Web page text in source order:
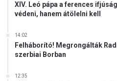
XIV. Leó pápa a ferences
védeni, hanem átölelni kell
14:02
Felháborító! Megrongálták
szerbiai Borban
12:35